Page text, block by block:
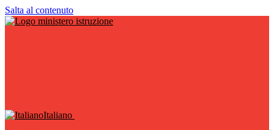
Salta al contenuto
Italiano